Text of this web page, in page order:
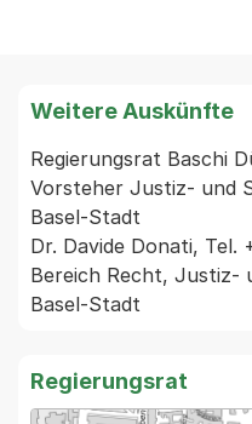
Weitere Auskünfte
Regierungsrat Baschi
Vorsteher Justiz- und
Basel-Stadt
Dr. Davide Donati, Tel.
Bereich Recht, Justiz-
Basel-Stadt
Regierungsrat